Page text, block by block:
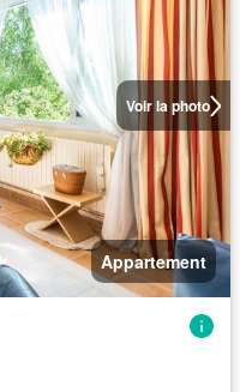
Voir la photo
Appartement